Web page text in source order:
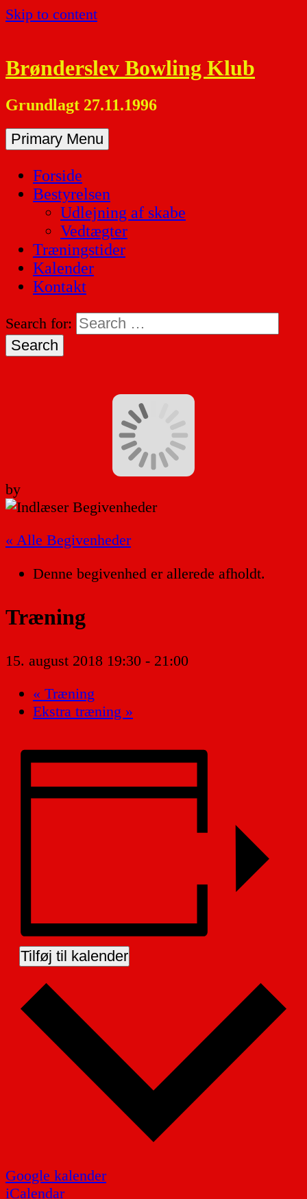
Skip to content
Brønderslev Bowling Klub
Grundlagt 27.11.1996
Primary Menu
Forside
Bestyrelsen
Udlejning af skabe
Vedtægter
Træningstider
Kalender
Kontakt
Search for:
by
« Alle Begivenheder
Denne begivenhed er allerede afholdt.
Træning
15. august 2018 19:30 - 21:00
« Træning
Ekstra træning »
Tilføj til kalender
Google kalender
iCalendar